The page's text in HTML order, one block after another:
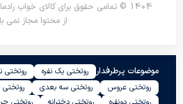
1404 © تمامی حقوق برای کالای خواب
از محتوا مجاز نمی
موضوعات پرطرفدار روتختی یک نفره روتختی
روتختی عروس
روتختی سه بعدی